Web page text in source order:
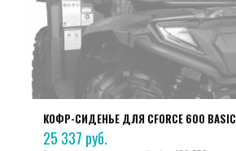
КОФР-СИДЕНЬЕ ДЛЯ CFORCE 600 BASIC
25 337 руб.